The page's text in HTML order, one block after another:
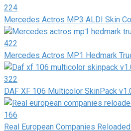
224
Mercedes Actros MP3 ALDI Skin
422
Mercedes Actros MP1 Hedmark
322
DAF XF 106 Multicolor SkinPack
166
Real European Companies